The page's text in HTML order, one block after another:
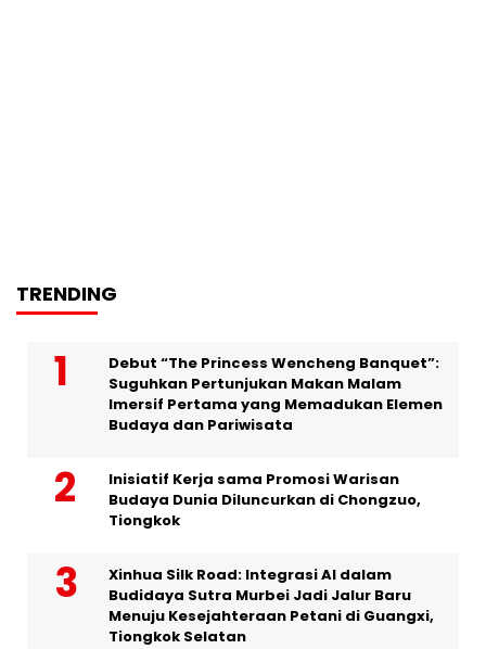
TRENDING
Debut “The Princess Wencheng Banquet”:
Suguhkan Pertunjukan Makan Malam
Imersif Pertama yang Memadukan Elemen
Budaya dan Pariwisata
Inisiatif Kerja sama Promosi Warisan
Budaya Dunia Diluncurkan di Chongzuo,
Tiongkok
Xinhua Silk Road: Integrasi AI dalam
Budidaya Sutra Murbei Jadi Jalur Baru
Menuju Kesejahteraan Petani di Guangxi,
Tiongkok Selatan